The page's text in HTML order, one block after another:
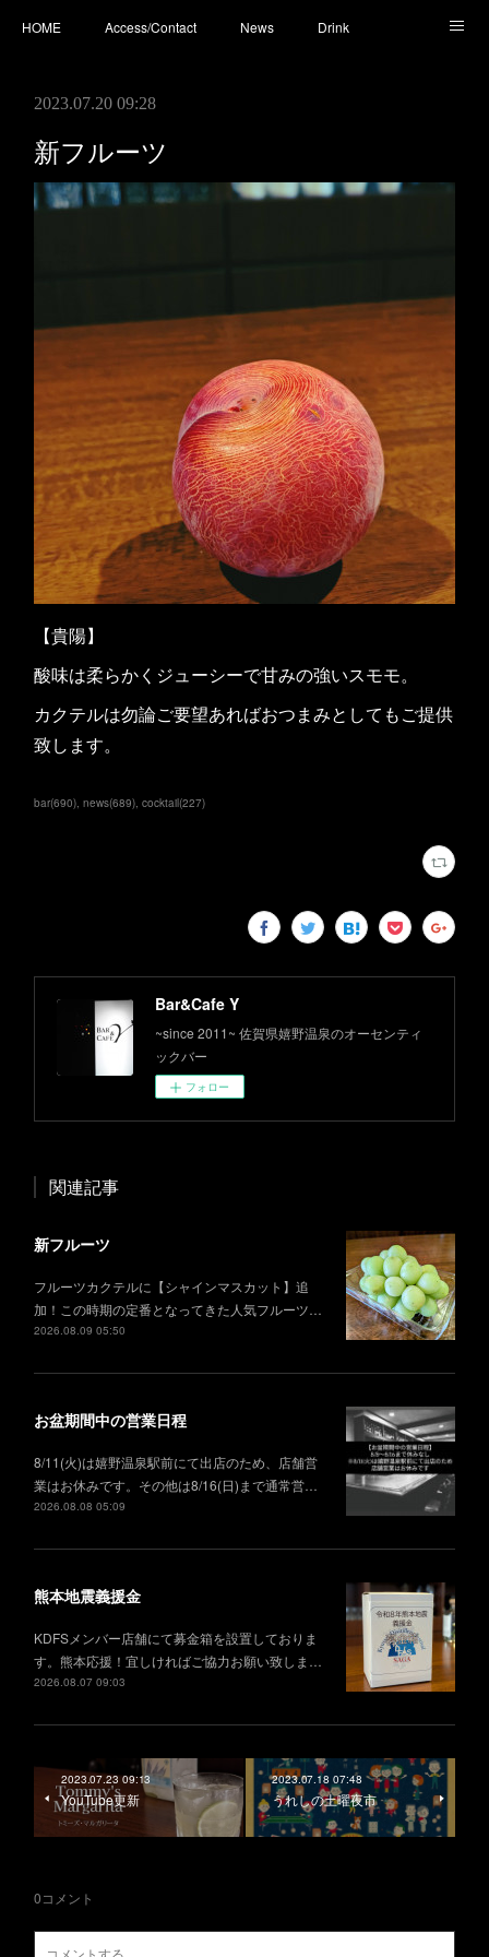
HOME Access/Contact News Drink
2023.07.20 09:28
新フルーツ
【貴陽】
酸味は柔らかくジューシーで甘みの強いスモモ。
カクテルは勿論ご要望あればおつまみとしてもご提供
致します。
bar(690) news(689) cocktail(227)
Bar&Cafe Y
~since 2011~ 佐賀県嬉野温泉のオーセンティ
ックバー
フォロー
関連記事
新フルーツ
フルーツカクテルに【シャインマスカット】追
加！この時期の定番となってきた人気フルーツ…
2026.08.09 05:50
お盆期間中の営業日程
8/11(火)は嬉野温泉駅前にて出店のため、店舗営
業はお休みです。その他は8/16(日)まで通常営…
2026.08.08 05:09
熊本地震義援金
KDFSメンバー店舗にて募金箱を設置しておりま
す。熊本応援！宜しければご協力お願い致しま…
2026.08.07 09:03
2023.07.23 09:13
YouTube更新
2023.07.18 07:48
うれしの土曜夜市
0コメント